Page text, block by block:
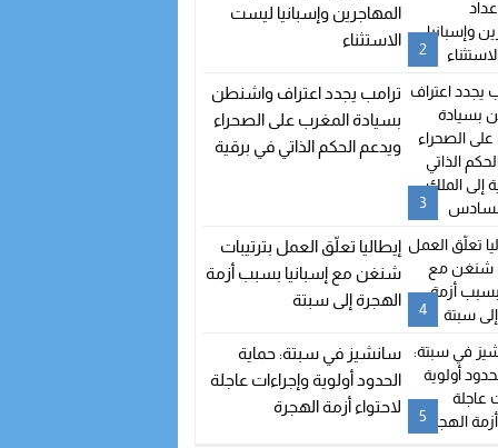
2
المهاجرين وإسبانيا ليست
الاستثناء
3
ترامب يجدد اعتراف واشنطن
بسيادة المغرب على الصحراء
ويدعم الحكم الذاتي في برقية
4
إيطاليا تعلّق العمل بترتيبات
شنغن مع إسبانيا بسبب أزمة
الهجرة إلى سبتة
5
سانشيز في سبتة: حماية
الحدود أولوية وإجراءات عاجلة
لاحتواء أزمة الهجرة